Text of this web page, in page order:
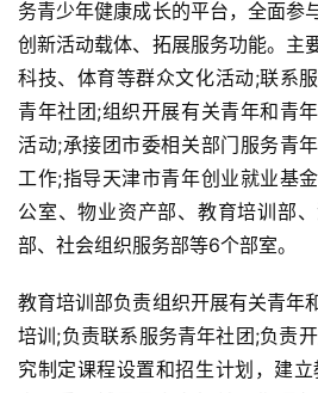
务青少年健康成长的平台，全面参
创新活动载体、拓展服务功能。主
科技、体育等群众文化活动;联系
青年社团;组织开展有关青年和青
活动;承接团市委相关部门服务青
工作;指导天津市青年创业就业基
公室、物业资产部、教育培训部
部、社会组织服务部等6个部室。
教育培训部负责组织开展有关青年
培训;负责联系服务青年社团;负责
究制定课程设置和招生计划，建